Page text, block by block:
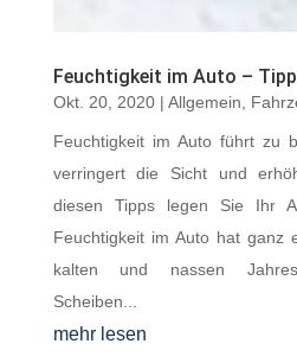
Feuchtigkeit im Auto –
Okt. 20, 2020| Allgemein,
Feuchtigkeit im Auto führt zu
verringert die Sicht und
diesen Tipps legen Sie Ihr
Feuchtigkeit im Auto hat ganz
kalten und nassen
Scheiben...
mehr lesen